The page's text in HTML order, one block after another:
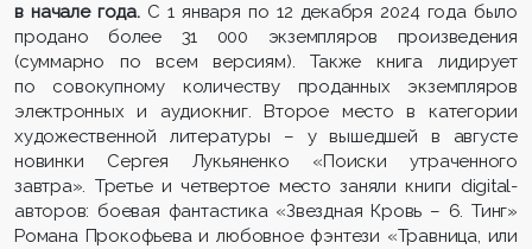
в начале года.С 1 января по 12 декабря 2024 года было
продано более 31 000 экземпляров произведения
(суммарно по всем версиям). Также книга лидирует
по совокупному количеству проданных экземпляров
электронных и аудиокниг.
Второе место в категории
художественной литературы – у вышедшей в августе
новинки Сергея Лукьяненко «Поиски утраченного
завтра». Третье и четвертое место заняли книги digital-
авторов: боевая фантастика «Звездная Кровь – 6. Тинг»
Романа Прокофьева и любовное фэнтези «Травница, или